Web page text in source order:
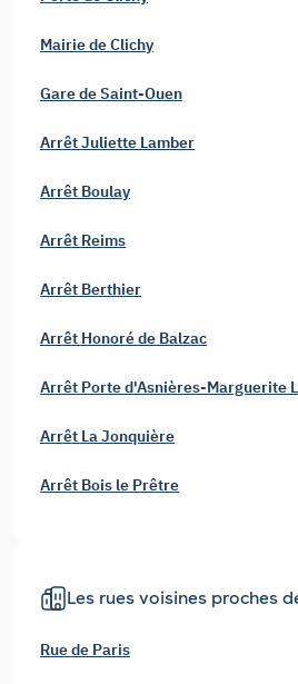
Mairie de Clichy
Gare de Saint-Ouen
Arrêt Juliette Lamber
Arrêt Boulay
Arrêt Reims
Arrêt Berthier
Arrêt Honoré de Balzac
Arrêt Porte d'Asnières-Marguerite
Arrêt La Jonquière
Arrêt Bois le Prêtre
Les rues voisines proches
Rue de Paris